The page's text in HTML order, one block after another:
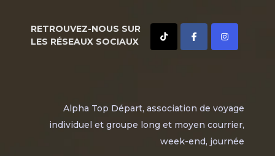
RETROUVEZ-NOUS SUR
LES RÉSEAUX SOCIAUX
Alpha Top Départ, association de voyage
individuel et groupe long et moyen courrier,
week-end, journée